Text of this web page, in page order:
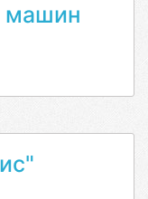
машин